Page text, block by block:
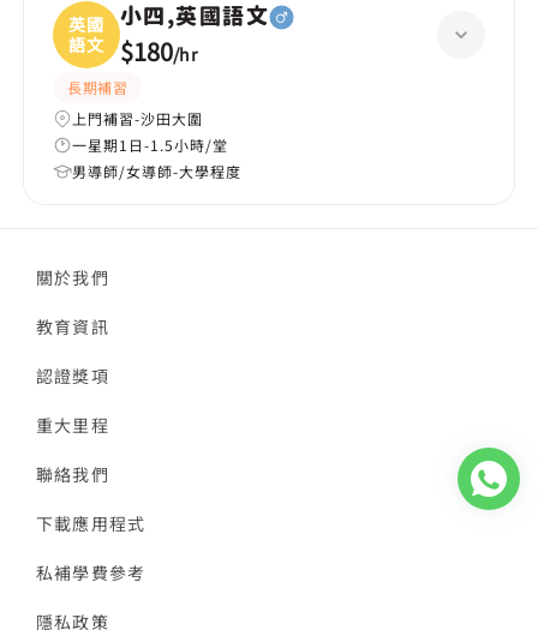
英國
語文
小四,英國語文
$180/hr
長期補習
上門補習-沙田大圍
一星期1日-1.5小時/堂
男導師/女導師-大學程度
關於我們
教育資訊
認證獎項
重大里程
聯絡我們
下載應用程式
私補學費參考
隱私政策